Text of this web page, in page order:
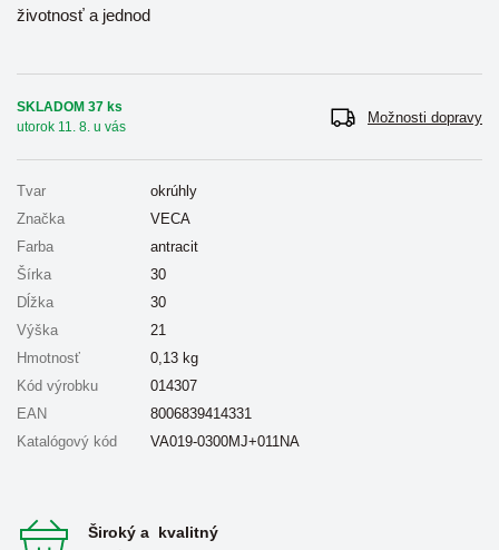
životnosť a jednod
SKLADOM 37 ks
utorok 11. 8. u vás
Možnosti dopravy
Tvar
okrúhly
Značka
VECA
Farba
antracit
Šírka
30
Dĺžka
30
Výška
21
Hmotnosť
0,13 kg
Kód výrobku
014307
EAN
8006839414331
Katalógový kód
VA019-0300MJ+011NA
Široký a kvalitný